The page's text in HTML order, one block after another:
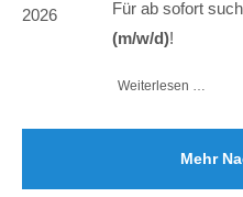
2026
Für ab sofort
(m/w/d)!
Weiterlesen …
Mehr